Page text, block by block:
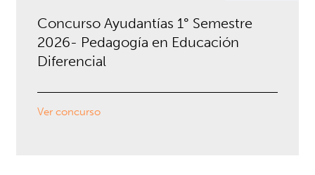
Concurso Ayudantías 1° Semestre
2026- Pedagogía en Educación
Diferencial
Ver concurso